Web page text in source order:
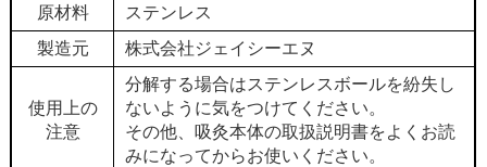
原材料
ステンレス
製造元
株式会社ジェイシーエヌ
使用上の
注意
分解する場合はステンレスボールを紛失し
ないように気をつけてください。
その他、吸灸本体の取扱説明書をよくお読
みになってからお使いください。